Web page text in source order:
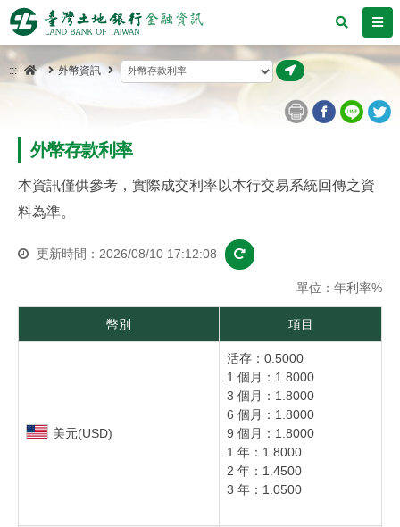
跳
到
主
search
:::
首 外幣資訊 前往
外幣存款利率
本資訊僅供參考，實際成交利率以本行交易系統回傳之資
料為準。
更新時間：2026/08/10 17:12:08 更新
單位：年利率%
幣別 項目
美元(USD)
活存：0.5000
1 個月：1.8000
3 個月：1.8000
6 個月：1.8000
9 個月：1.8000
1 年：1.8000
2 年：1.4500
3 年：1.0500